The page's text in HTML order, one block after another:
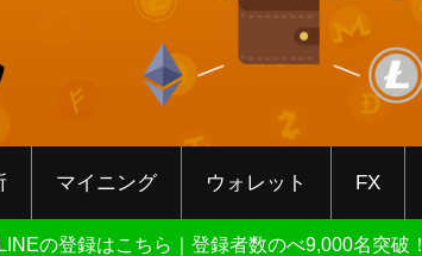
マイニング ウォレット FX
の登録はこちら｜登録者数のべ9,000名突破！